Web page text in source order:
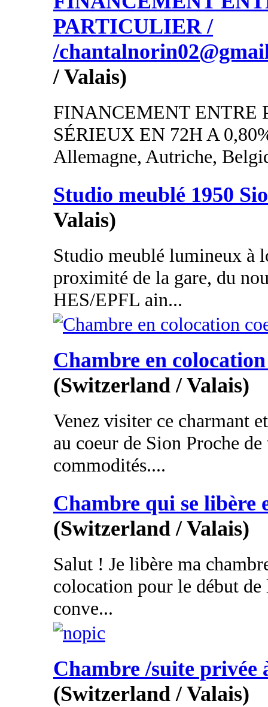
PARTICULIER /
/
/ Valais)
FINANCEMENT ENTRE
SÉRIEUX EN 72H A
Allemagne, Autriche,
Studio meublé 1950
Valais)
Studio meublé lumineux à
proximité de la gare, du
HES/EPFL ain...
Chambre en
(Switzerland / Valais)
Venez visiter ce charmant
au coeur de Sion Proche de
commodités....
Chambre qui se libère
(Switzerland / Valais)
Salut ! Je libère ma
colocation pour le début de
conve...
Chambre /suite privée
(Switzerland / Valais)